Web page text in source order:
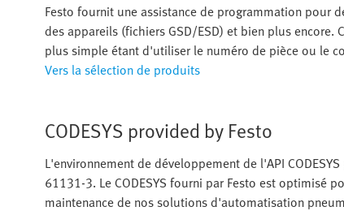
Festo fournit une assistance de programmation
des appareils (fichiers GSD/ESD) et bien plus
plus simple étant d'utiliser le numéro de pièce ou le
Vers la sélection de produits
CODESYS provided by Festo
L'environnement de développement de l'API
61131-3. Le CODESYS fourni par Festo est optimisé
maintenance de nos solutions d'automatisation